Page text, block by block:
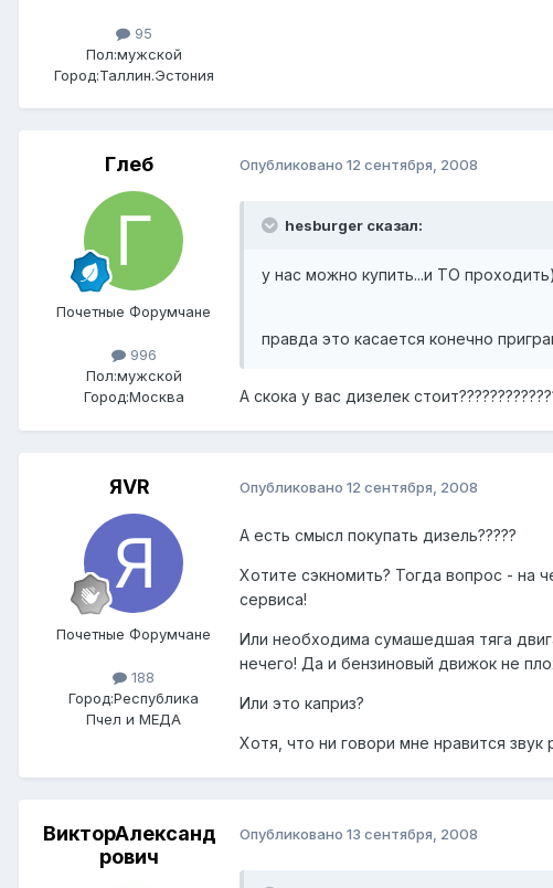
95
Пол:мужской
Город:Таллин.Эстония
Глеб
Почетные Форумчане
996
Пол:мужской
Город:Москва
Опубликовано 12 сентября, 2008
hesburger сказал:
у нас можно купить...и ТО
правда это касается конечно
А скока у вас дизелек
ЯVR
Почетные Форумчане
188
Город:Республика
Пчел и МЕДА
Опубликовано 12 сентября, 2008
А есть смысл покупать дизель?????
Хотите сэкномить? Тогда вопрос - на
сервиса!
Или необходима сумашедшая тяга
нечего! Да и бензиновый движок не
Или это каприз?
Хотя, что ни говори мне нравится
ВикторАлександ
рович
Опубликовано 13 сентября, 2008